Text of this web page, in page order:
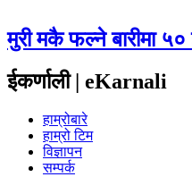
मुरी मकै फल्ने बारीमा ५०
ईकर्णाली | eKarnali
हाम्रोबारे
हाम्रो टिम
विज्ञापन
सम्पर्क